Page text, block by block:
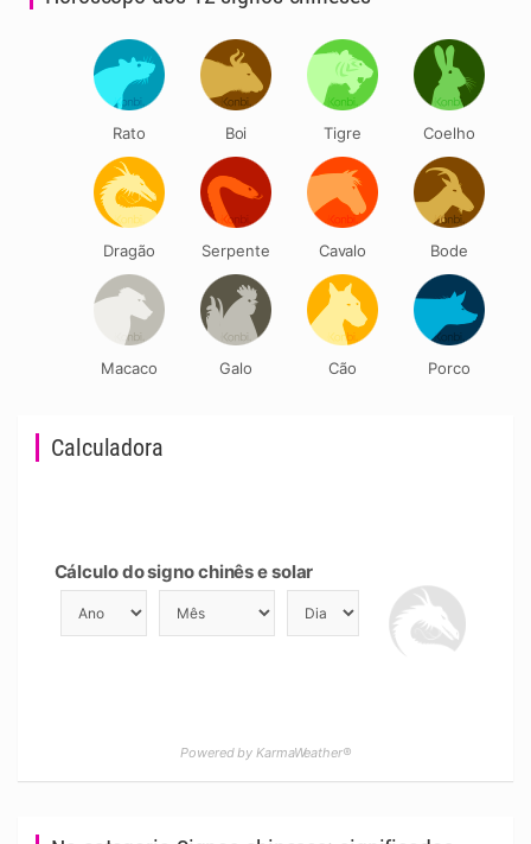
Calculadora
Cálculo do signo chinês e solar
Powered by KarmaWeather®
Rato Boi Tigre Coelho
Dragão Serpente Cavalo Bode
Macaco Galo Cão Porco